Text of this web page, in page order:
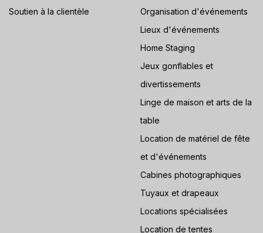
Soutien à la clientèle
Organisation d'événements
Lieux d'événements
Home Staging
Jeux gonflables et
divertissements
Linge de maison et arts de la
table
Location de matériel de fête
et d'événements
Cabines photographiques
Tuyaux et drapeaux
Locations spécialisées
Location de tentes